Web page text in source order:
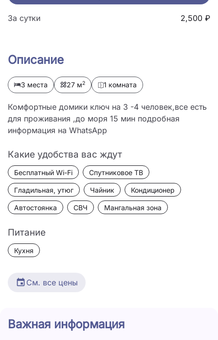
Описание
3 места 27 м2 1 комната
Комфортные домики ключ на 3 -4 человек,все есть
для проживания ,до моря 15 мин подробная
информация на WhatsApp
Какие удобства вас ждут
Бесплатный Wi-Fi Спутниковое ТВ
Гладильная, утюг Чайник Кондиционер
Автостоянка СВЧ Мангальная зона
Питание
Кухня
См. все цены
1 июля - 31 июля
Важная информация
За сутки 2,500 ₽